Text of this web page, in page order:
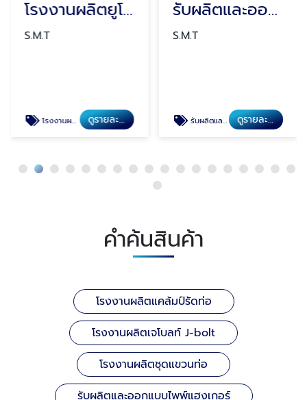
โรงงานผลิตยูโบลท์ U-bolt
S.M.T
โรงงานผลิตเจโบลท์ J-bolt ดูรายละเอียด
รับผลิตและออกแบบไพพ์แฮงเกอร์
S.M.T
รับผลิตและออกแบบไพพ์แฮงเกอร์ ดูรายละเอียด
คำค้นสินค้า
โรงงานผลิตแคล้มป์รัดท่อ
โรงงานผลิตเจโบลท์ J-bolt
โรงงานผลิตชุดแขวนท่อ
รับผลิตและออกแบบไพพ์แฮงเกอร์